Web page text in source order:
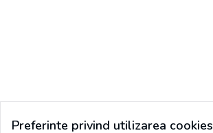
Preferinte privind utilizarea cookies